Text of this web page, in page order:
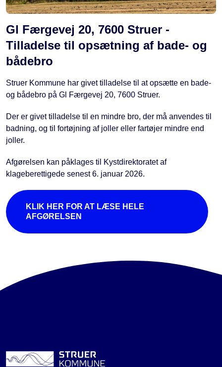
Gl Færgevej 20, 7600 Struer -
Tilladelse til opsætning af bade- og
bådebro
Struer Kommune har givet tilladelse til at opsætte en bade-
og bådebro på Gl Færgevej 20, 7600 Struer.
Der er givet tilladelse til en mindre bro, der må anvendes til
badning, og til fortøjning af joller eller fartøjer mindre end
joller.
Afgørelsen kan påklages til Kystdirektoratet af
klageberettigede senest 6. januar 2026.
KLIK HER FOR AT LÆSE HELE
AFGØRELSEN